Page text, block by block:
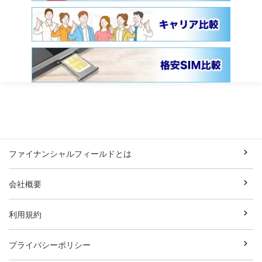
ファイナンシャルフィールドとは
会社概要
利用規約
プライバシーポリシー